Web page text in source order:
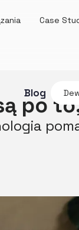
Case
Blog
po